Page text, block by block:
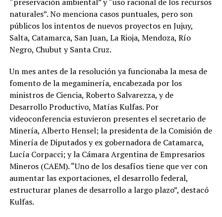
naturales”. No menciona casos puntuales, pero son
públicos los intentos de nuevos proyectos en Jujuy,
Salta, Catamarca, San Juan, La Rioja, Mendoza, Río
Negro, Chubut y Santa Cruz.
Un mes antes de la resolución ya funcionaba la mesa de
fomento de la megaminería, encabezada por los
ministros de Ciencia, Roberto Salvarezza, y de
Desarrollo Productivo, Matías Kulfas. Por
videoconferencia estuvieron presentes el secretario de
Minería, Alberto Hensel; la presidenta de la Comisión de
Minería de Diputados y ex gobernadora de Catamarca,
Lucía Corpacci; y la Cámara Argentina de Empresarios
Mineros (CAEM). “Uno de los desafíos tiene que ver con
aumentar las exportaciones, el desarrollo federal,
estructurar planes de desarrollo a largo plazo”, destacó
Kulfas.